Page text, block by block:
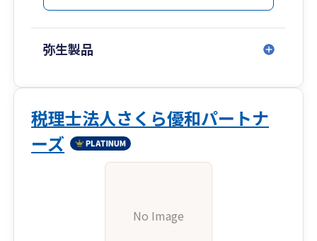
弥生製品
税理士法人さくら優和パートナ
ーズ
No Image